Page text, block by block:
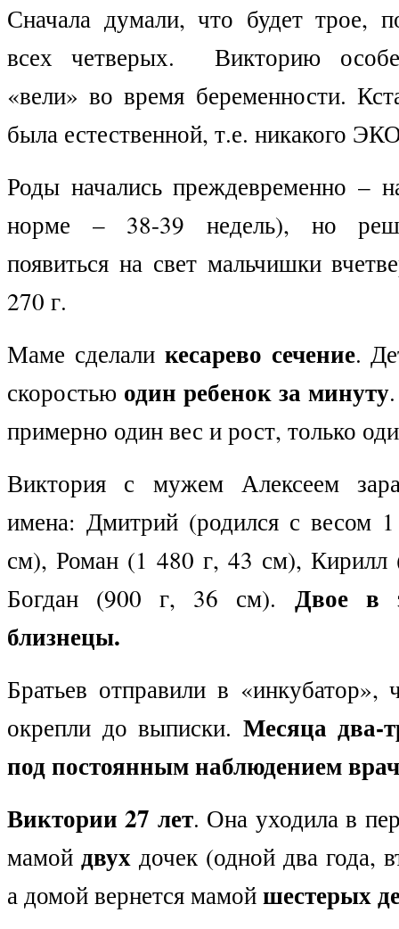
Сначала думали, что будет трое,
всех четверых.
Викторию
«вели» во время беременности.
была естественной, т.е. никакого
Роды начались преждевременно –
норме – 38-39 недель), но
появиться на свет мальчишки
270 г.
Маме сделали кесарево сечение.
скоростью один ребенок за минуту
примерно один вес и рост, только
Виктория с мужем Алексеем
имена: Дмитрий (родился с весом
см), Роман (1 480 г, 43 см),
Богдан (900 г, 36 см). Двое в
близнецы.
Братьев отправили в
окрепли до выписки. Месяца два-
под постоянным наблюдением
Виктории 27 лет. Она уходила в
мамой двух дочек (одной два года,
а домой вернется мамойшестерых